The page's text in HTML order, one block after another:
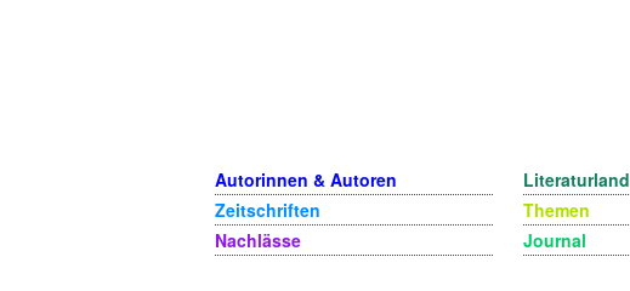
Autorinnen & Autoren
Zeitschriften
Nachlässe
Literaturland
Themen
Journal